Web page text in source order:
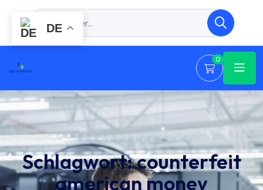
0
Schlagwort:counterfeit
american money
DE